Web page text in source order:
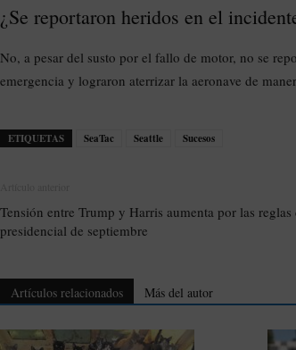
¿Se reportaron heridos en el
No, a pesar del susto por el fallo de motor, no se
emergencia y lograron aterrizar la aeronave de
ETIQUETAS SeaTac Seattle Sucesos
Tensión entre Trump y Harris aumenta por las reglas
presidencial de septiembre
Artículos relacionados Más del autor